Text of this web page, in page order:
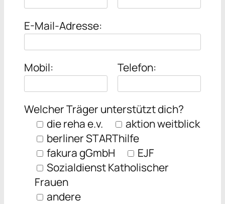
E-Mail-Adresse:
Mobil: Telefon:
Welcher Träger unterstützt dich?
die reha e.v.
aktion weitblick
berliner STARThilfe
fakura gGmbH
EJF
Sozialdienst Katholischer
Frauen
andere